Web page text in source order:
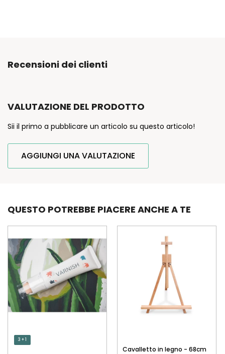
Recensioni dei clienti
VALUTAZIONE DEL PRODOTTO
Sii il primo a pubblicare un articolo su questo articolo!
AGGIUNGI UNA VALUTAZIONE
QUESTO POTREBBE PIACERE ANCHE A TE
3 + 1
Cavalletto in legno - 68cm